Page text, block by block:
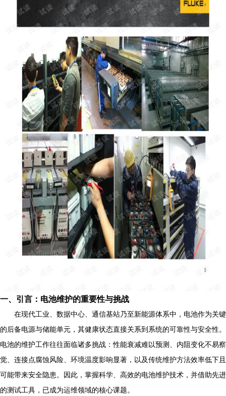
一、引言：电池维护的重要性与挑战
在现代工业、数据中心、通信基站乃至新能源体系中，电池作为关键
的后备电源与储能单元，其健康状态直接关系到系统的可靠性与安全性。
电池的维护工作往往面临诸多挑战：性能衰减难以预测、内阻变化不易察
觉、连接点腐蚀风险、环境温度影响显著，以及传统维护方法效率低下且
可能带来安全隐患。因此，掌握科学、高效的电池维护技术，并借助先进
的测试工具，已成为运维领域的核心课题。